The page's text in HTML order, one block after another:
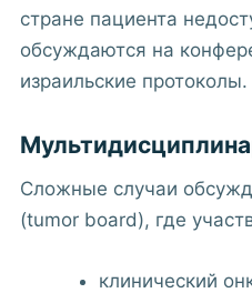
стране пациента
обсуждаются на
израильские протоколы.
Сложные случаи
(tumor board), где
клинический